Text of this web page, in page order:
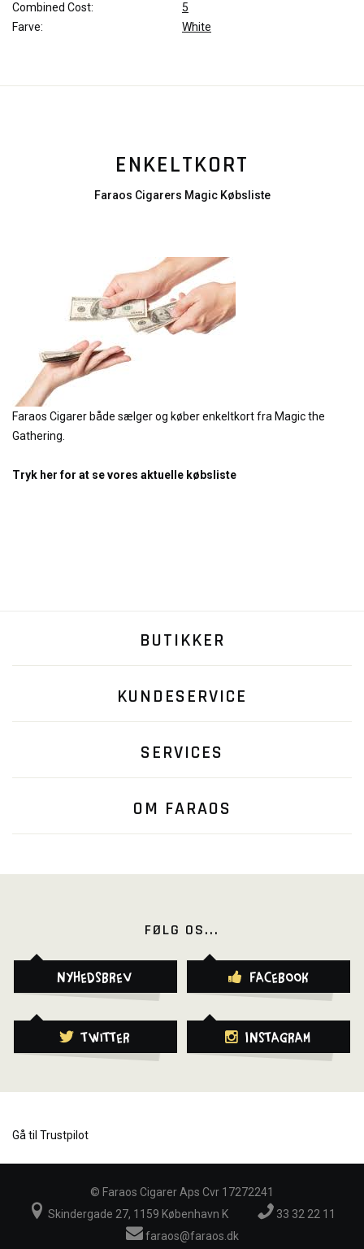
Combined Cost:
5
Farve:
White
ENKELTKORT
Faraos Cigarers Magic Købsliste
Faraos Cigarer både sælger og køber enkeltkort fra Magic the
Gathering.
Tryk her for at se vores aktuelle købsliste
BUTIKKER
KUNDESERVICE
SERVICES
OM FARAOS
FØLG OS...
Nyhedsbrev Facebook
Twitter Instagram
Gå til Trustpilot
© Faraos Cigarer Aps Cvr 17272241
Skindergade 27, 1159 København K
33 32 22 11
faraos@faraos.dk